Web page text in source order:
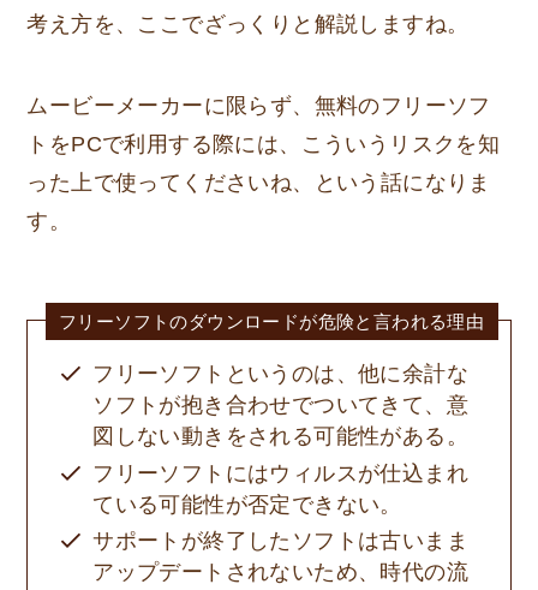
考え方を、ここでざっくりと解説しますね。
ムービーメーカーに限らず、無料のフリーソフ
トをPCで利用する際には、こういうリスクを知
った上で使ってくださいね、という話になりま
す。
フリーソフトのダウンロードが危険と言われる理由
フリーソフトというのは、他に余計な
ソフトが抱き合わせでついてきて、意
図しない動きをされる可能性がある。
フリーソフトにはウィルスが仕込まれ
ている可能性が否定できない。
サポートが終了したソフトは古いまま
アップデートされないため、時代の流